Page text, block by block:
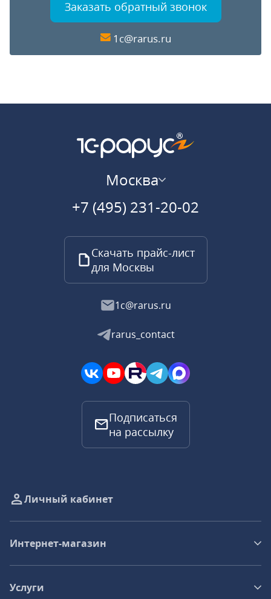
Заказать обратный звонок
1c@rarus.ru
Москва
+7 (495) 231-20-02
Скачать прайс-лист
для Москвы
1c@rarus.ru
rarus_contact
Подписаться
на рассылку
Личный кабинет
Интернет-магазин
Услуги